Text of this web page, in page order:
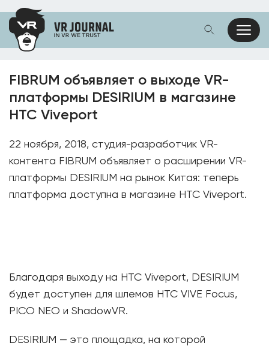
FIBRUM объявляет о выходе VR-
платформы DESIRIUM в магазине
HTC Viveport
22 ноября, 2018, студия-разработчик VR-
контента FIBRUM объявляет о расширении VR-
платформы DESIRIUM на рынок Китая: теперь
платформа доступна в магазине HTC Viveport.
Благодаря выходу на HTC Viveport, DESIRIUM
будет доступен для шлемов HTC VIVE Focus,
PICO NEO и ShadowVR.
DESIRIUM — это площадка, на которой